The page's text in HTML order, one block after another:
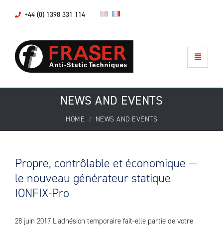
+44 (0) 1398 331 114
NEWS AND EVENTS
HOME NEWS AND EVENTS
Propre, contrôlable et économique —
le nouveau générateur statique
IONFIX-Pro
28 juin 2017 L’adhésion temporaire fait-elle partie de votre